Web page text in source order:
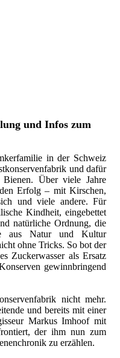
und Infos zum
in der Schweiz
und dafür
Über viele Jahre
Erfolg – mit Kirschen,
und viele andere. Für
Kindheit, eingebettet
natürliche Ordnung, die
aus Natur und Kultur
ohne Tricks. So bot der
Zuckerwasser als Ersatz
gewinnbringend
nicht mehr.
und bereits mit einer
Markus Imhoof mit
der ihm nun zum
zu erzählen.